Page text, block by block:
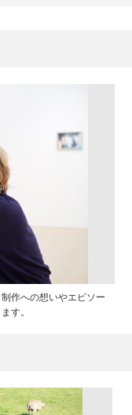
作への想いやエピソー
す。